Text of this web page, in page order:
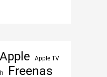
Apple
Apple TV
Freenas